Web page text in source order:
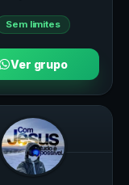
Sem limites
Ver grupo